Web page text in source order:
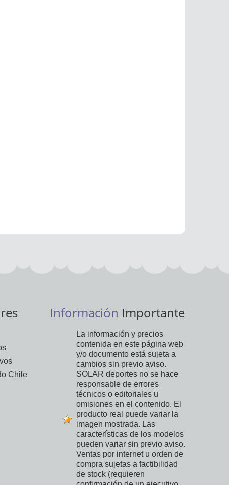
Chile
Información Importante
La información y precios
contenida en este página web
y/o documento está sujeta a
cambios sin previo aviso.
SOLAR deportes no se hace
responsable de errores
técnicos o editoriales u
omisiones en el contenido. El
producto real puede variar la
imagen mostrada. Las
características de los modelos
pueden variar sin previo aviso.
Ventas por internet u orden de
compra sujetas a factibilidad
de stock (requieren